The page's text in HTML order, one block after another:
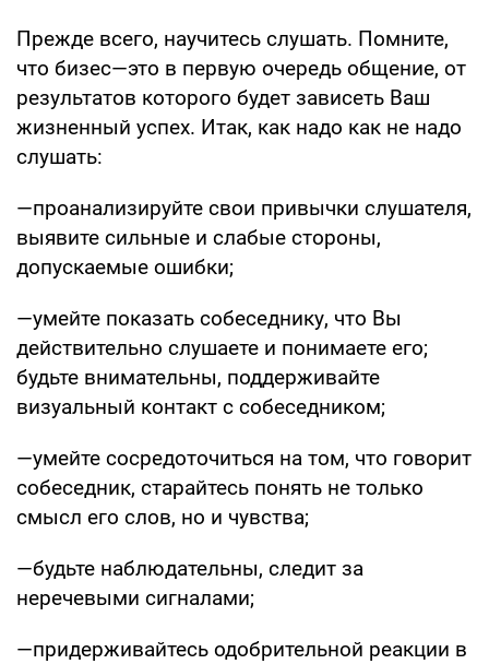
Прежде всего, научитесь слушать. Помните,
что бизес—это в первую очередь общение, от
результатов которого будет зависеть Ваш
жизненный успех. Итак, как надо как не надо
слушать:
—проанализируйте свои привычки слушателя,
выявите сильные и слабые стороны,
допускаемые ошибки;
—умейте показать собеседнику, что Вы
действительно слушаете и понимаете его;
будьте внимательны, поддерживайте
визуальный контакт с собеседником;
—умейте сосредоточиться на том, что говорит
собеседник, старайтесь понять не только
смысл его слов, но и чувства;
—будьте наблюдательны, следит за
неречевыми сигналами;
—придерживайтесь одобрительной реакции в